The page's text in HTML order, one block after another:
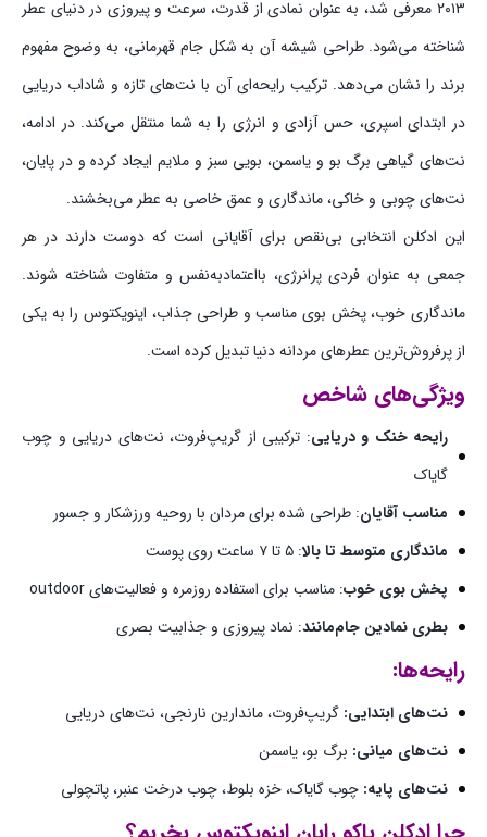
۲۰۱۳ معرفی شد، به عنوان نمادی از قدرت، سرعت و پیروزی در دنیای عطر
شناخته می‌شود. طراحی شیشه آن به شکل جام قهرمانی، به وضوح مفهوم
برند را نشان می‌دهد. ترکیب رایحه‌ای آن با نت‌های تازه و شاداب دریایی
در ابتدای اسپری، حس آزادی و انرژی را به شما منتقل می‌کند. در ادامه،
نت‌های گیاهی برگ بو و یاسمن، بویی سبز و ملایم ایجاد کرده و در پایان،
نت‌های چوبی و خاکی، ماندگاری و عمق خاصی به عطر می‌بخشند.
این ادکلن انتخابی بی‌نقص برای آقایانی است که دوست دارند در هر
جمعی به عنوان فردی پرانرژی، بااعتمادبه‌نفس و متفاوت شناخته شوند.
ماندگاری خوب، پخش بوی مناسب و طراحی جذاب، اینویکتوس را به یکی
از پرفروش‌ترین عطرهای مردانه دنیا تبدیل کرده است.
ویژگی‌های شاخص
رایحه خنک و دریایی: ترکیبی از گریپ‌فروت، نت‌های دریایی و چوب
گایاک
مناسب آقایان: طراحی شده برای مردان با روحیه ورزشکار و جسور
ماندگاری متوسط تا بالا: ۵ تا ۷ ساعت روی پوست
پخش بوی خوب: مناسب برای استفاده روزمره و فعالیت‌های outdoor
بطری نمادین جام‌مانند: نماد پیروزی و جذابیت بصری
رایحه‌ها:
نت‌های ابتدایی: گریپ‌فروت، ماندارین نارنجی، نت‌های دریایی
نت‌های میانی: برگ بو، یاسمن
نت‌های پایه: چوب گایاک، خزه بلوط، چوب درخت عنبر، پاتچولی